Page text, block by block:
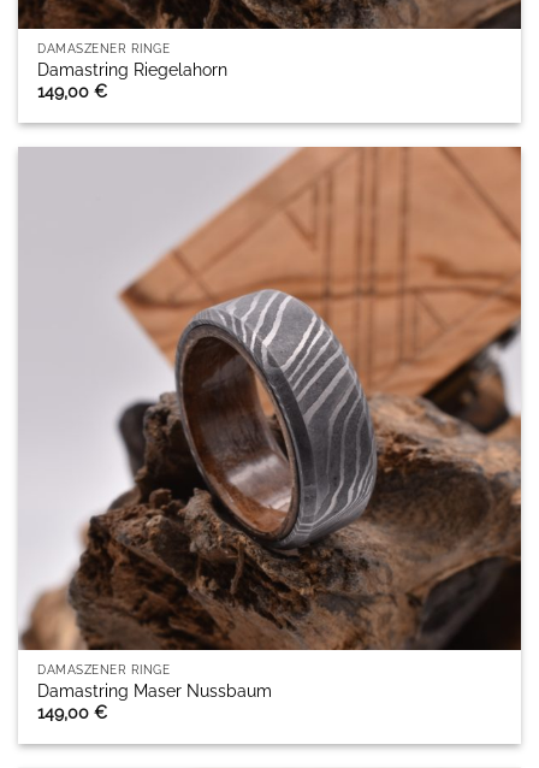
DAMASZENER RINGE
Damastring Riegelahorn
149,00€
DAMASZENER RINGE
Damastring Maser Nussbaum
149,00€